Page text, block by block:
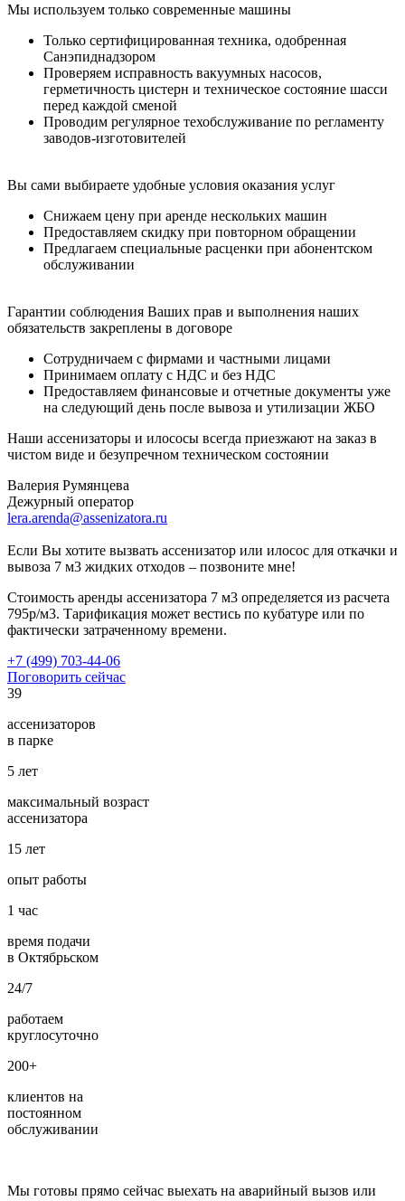
Мы используем только современные машины
Только сертифицированная техника, одобренная
Санэпиднадзором
Проверяем исправность вакуумных насосов,
герметичность цистерн и техническое состояние шасси
перед каждой сменой
Проводим регулярное техобслуживание по регламенту
заводов-изготовителей
Вы сами выбираете удобные условия оказания услуг
Снижаем цену при аренде нескольких машин
Предоставляем скидку при повторном обращении
Предлагаем специальные расценки при абонентском
обслуживании
Гарантии соблюдения Ваших прав и выполнения наших
обязательств закреплены в договоре
Сотрудничаем с фирмами и частными лицами
Принимаем оплату с НДС и без НДС
Предоставляем финансовые и отчетные документы уже
на следующий день после вывоза и утилизации ЖБО
Наши ассенизаторы и илососы всегда приезжают на заказ в
чистом виде и безупречном техническом состоянии
Валерия Румянцева
Дежурный оператор
lera.arenda@assenizatora.ru
Если Вы хотите вызвать ассенизатор или илосос для откачки и
вывоза 7 м3 жидких отходов – позвоните мне!
Стоимость аренды ассенизатора 7 м3 определяется из расчета
795р/м3. Тарификация может вестись по кубатуре или по
фактически затраченному времени.
+7 (499) 703-44-06
Поговорить сейчас
39
ассенизаторов
в парке
5 лет
максимальный возраст
ассенизатора
15 лет
опыт работы
1 час
время подачи
в Октябрьском
24/7
работаем
круглосуточно
200+
клиентов на
постоянном
обслуживании
Мы готовы прямо сейчас выехать на аварийный вызов или